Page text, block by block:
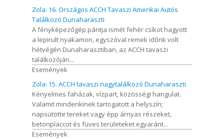
Zola: 16. Országos ACCH Tavaszi Amerikai Autós
Találkozó Dunaharaszti
A fényképezőgép pántja ismét fehér csíkot hagyott
a lepirult nyakamon, egyszóval remek időnk volt
hétvégén Dunaharasztiban, az ACCH tavaszi
találkozóján...
Események
Zola: 15. ACCH tavaszi nagytalálkozó Dunaharaszti
Kényelmes faházak, vízpart, közösségi hangulat.
Valamit mindenkinek tartogatott a helyszín;
napsütötte tereket vagy épp árnyas részeket,
betonplaccot és füves területeket egyaránt...
Események